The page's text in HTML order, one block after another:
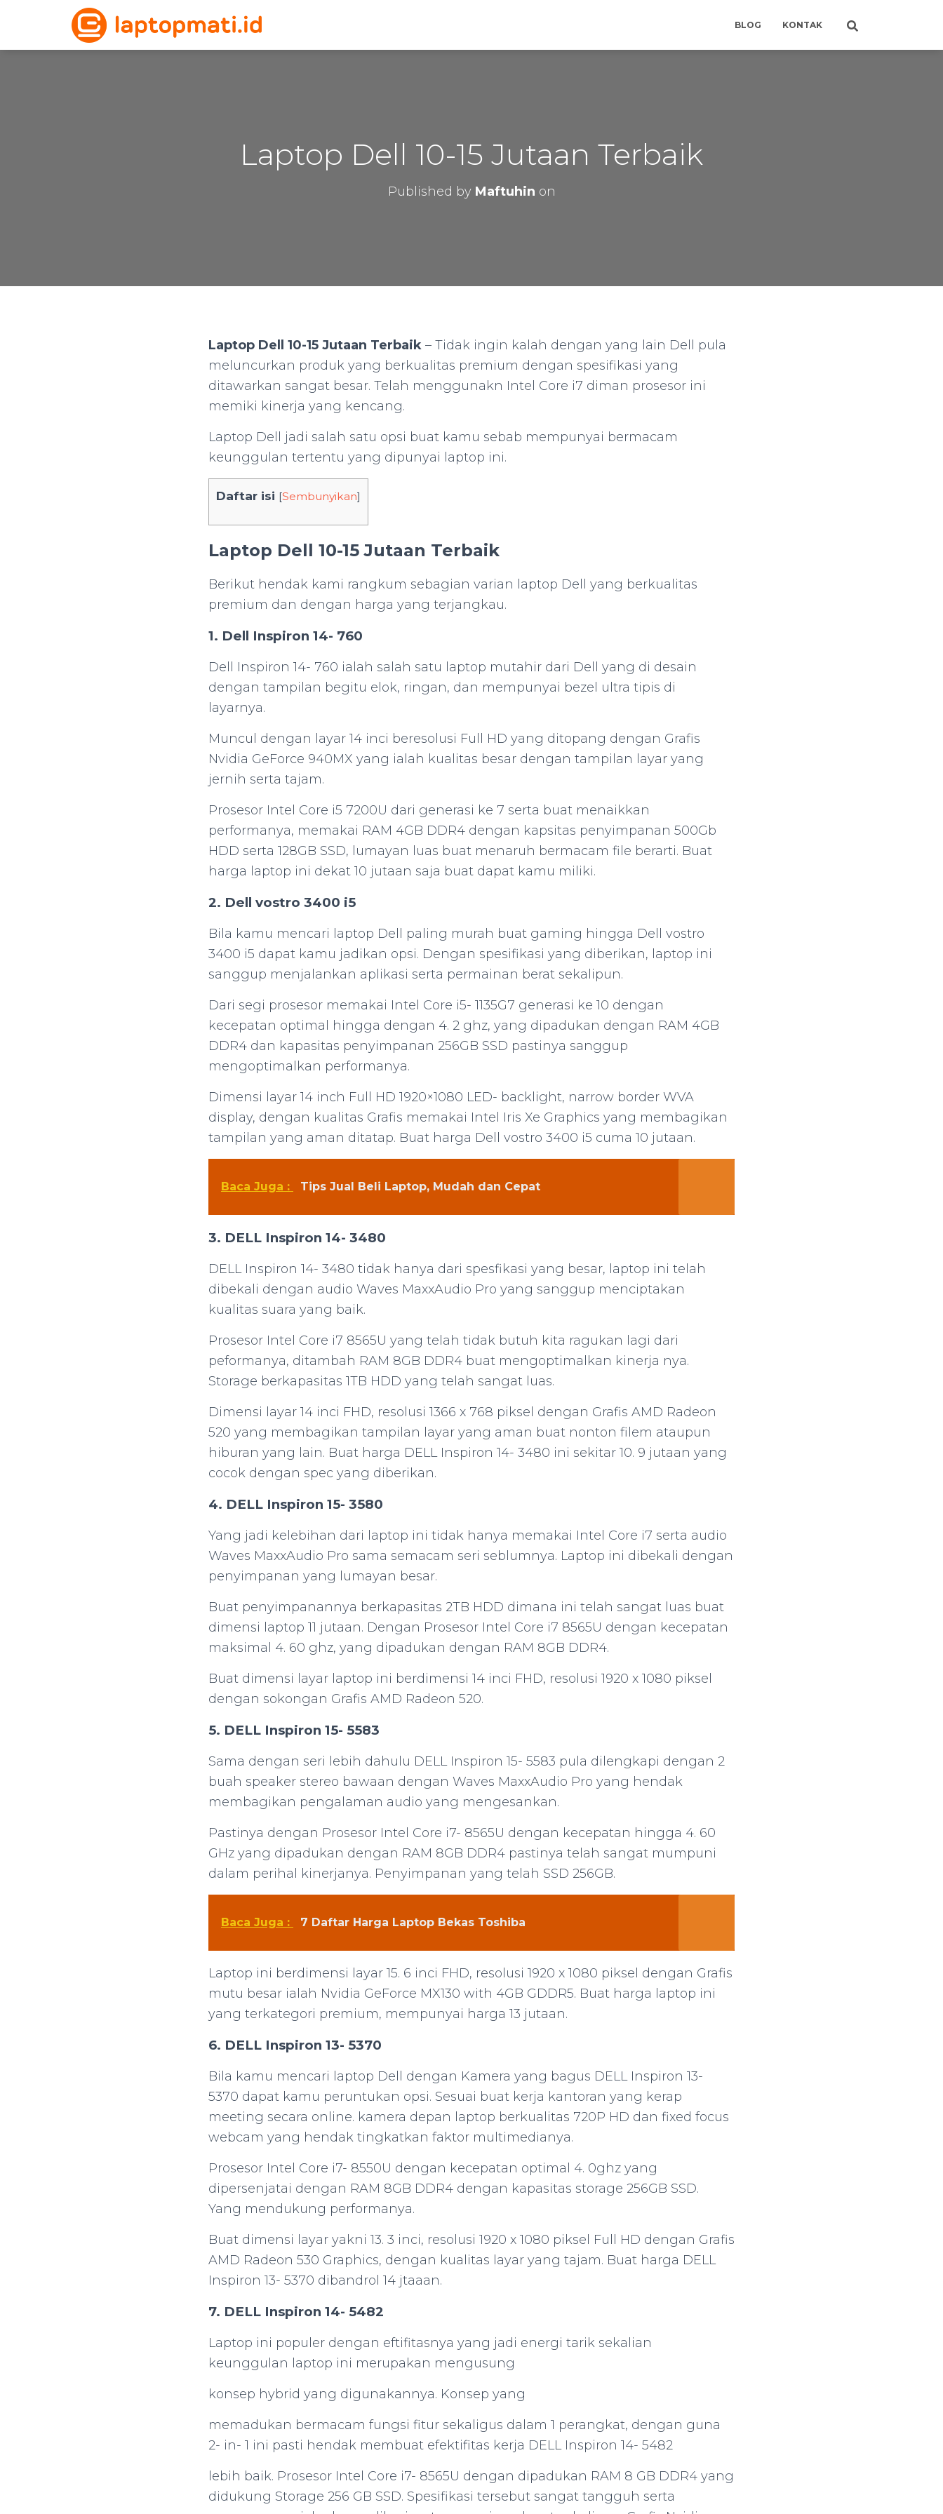
BLOG KONTAK
Laptop Dell 10-15 Jutaan Terbaik
Published by Maftuhin on
Laptop Dell 10-15 Jutaan Terbaik – Tidak ingin kalah dengan yang lain Dell pula
meluncurkan produk yang berkualitas premium dengan spesifikasi yang
ditawarkan sangat besar. Telah menggunakn Intel Core i7 diman prosesor ini
memiki kinerja yang kencang.
Laptop Dell jadi salah satu opsi buat kamu sebab mempunyai bermacam
keunggulan tertentu yang dipunyai laptop ini.
Daftar isi [Sembunyikan]
Laptop Dell 10-15 Jutaan Terbaik
Berikut hendak kami rangkum sebagian varian laptop Dell yang berkualitas
premium dan dengan harga yang terjangkau.
1. Dell Inspiron 14- 760
Dell Inspiron 14- 760 ialah salah satu laptop mutahir dari Dell yang di desain
dengan tampilan begitu elok, ringan, dan mempunyai bezel ultra tipis di
layarnya.
Muncul dengan layar 14 inci beresolusi Full HD yang ditopang dengan Grafis
Nvidia GeForce 940MX yang ialah kualitas besar dengan tampilan layar yang
jernih serta tajam.
Prosesor Intel Core i5 7200U dari generasi ke 7 serta buat menaikkan
performanya, memakai RAM 4GB DDR4 dengan kapsitas penyimpanan 500Gb
HDD serta 128GB SSD, lumayan luas buat menaruh bermacam file berarti. Buat
harga laptop ini dekat 10 jutaan saja buat dapat kamu miliki.
2. Dell vostro 3400 i5
Bila kamu mencari laptop Dell paling murah buat gaming hingga Dell vostro
3400 i5 dapat kamu jadikan opsi. Dengan spesifikasi yang diberikan, laptop ini
sanggup menjalankan aplikasi serta permainan berat sekalipun.
Dari segi prosesor memakai Intel Core i5- 1135G7 generasi ke 10 dengan
kecepatan optimal hingga dengan 4. 2 ghz, yang dipadukan dengan RAM 4GB
DDR4 dan kapasitas penyimpanan 256GB SSD pastinya sanggup
mengoptimalkan performanya.
Dimensi layar 14 inch Full HD 1920×1080 LED- backlight, narrow border WVA
display, dengan kualitas Grafis memakai Intel Iris Xe Graphics yang membagikan
tampilan yang aman ditatap. Buat harga Dell vostro 3400 i5 cuma 10 jutaan.
Baca Juga : Tips Jual Beli Laptop, Mudah dan Cepat
3. DELL Inspiron 14- 3480
DELL Inspiron 14- 3480 tidak hanya dari spesfikasi yang besar, laptop ini telah
dibekali dengan audio Waves MaxxAudio Pro yang sanggup menciptakan
kualitas suara yang baik.
Prosesor Intel Core i7 8565U yang telah tidak butuh kita ragukan lagi dari
peformanya, ditambah RAM 8GB DDR4 buat mengoptimalkan kinerja nya.
Storage berkapasitas 1TB HDD yang telah sangat luas.
Dimensi layar 14 inci FHD, resolusi 1366 x 768 piksel dengan Grafis AMD Radeon
520 yang membagikan tampilan layar yang aman buat nonton filem ataupun
hiburan yang lain. Buat harga DELL Inspiron 14- 3480 ini sekitar 10. 9 jutaan yang
cocok dengan spec yang diberikan.
4. DELL Inspiron 15- 3580
Yang jadi kelebihan dari laptop ini tidak hanya memakai Intel Core i7 serta audio
Waves MaxxAudio Pro sama semacam seri seblumnya. Laptop ini dibekali dengan
penyimpanan yang lumayan besar.
Buat penyimpanannya berkapasitas 2TB HDD dimana ini telah sangat luas buat
dimensi laptop 11 jutaan. Dengan Prosesor Intel Core i7 8565U dengan kecepatan
maksimal 4. 60 ghz, yang dipadukan dengan RAM 8GB DDR4.
Buat dimensi layar laptop ini berdimensi 14 inci FHD, resolusi 1920 x 1080 piksel
dengan sokongan Grafis AMD Radeon 520.
5. DELL Inspiron 15- 5583
Sama dengan seri lebih dahulu DELL Inspiron 15- 5583 pula dilengkapi dengan 2
buah speaker stereo bawaan dengan Waves MaxxAudio Pro yang hendak
membagikan pengalaman audio yang mengesankan.
Pastinya dengan Prosesor Intel Core i7- 8565U dengan kecepatan hingga 4. 60
GHz yang dipadukan dengan RAM 8GB DDR4 pastinya telah sangat mumpuni
dalam perihal kinerjanya. Penyimpanan yang telah SSD 256GB.
Baca Juga : 7 Daftar Harga Laptop Bekas Toshiba
Laptop ini berdimensi layar 15. 6 inci FHD, resolusi 1920 x 1080 piksel dengan Grafis
mutu besar ialah Nvidia GeForce MX130 with 4GB GDDR5. Buat harga laptop ini
yang terkategori premium, mempunyai harga 13 jutaan.
6. DELL Inspiron 13- 5370
Bila kamu mencari laptop Dell dengan Kamera yang bagus DELL Inspiron 13-
5370 dapat kamu peruntukan opsi. Sesuai buat kerja kantoran yang kerap
meeting secara online. kamera depan laptop berkualitas 720P HD dan fixed focus
webcam yang hendak tingkatkan faktor multimedianya.
Prosesor Intel Core i7- 8550U dengan kecepatan optimal 4. 0ghz yang
dipersenjatai dengan RAM 8GB DDR4 dengan kapasitas storage 256GB SSD.
Yang mendukung performanya.
Buat dimensi layar yakni 13. 3 inci, resolusi 1920 x 1080 piksel Full HD dengan Grafis
AMD Radeon 530 Graphics, dengan kualitas layar yang tajam. Buat harga DELL
Inspiron 13- 5370 dibandrol 14 jtaaan.
7. DELL Inspiron 14- 5482
Laptop ini populer dengan eftifitasnya yang jadi energi tarik sekalian
keunggulan laptop ini merupakan mengusung
konsep hybrid yang digunakannya. Konsep yang
memadukan bermacam fungsi fitur sekaligus dalam 1 perangkat, dengan guna
2- in- 1 ini pasti hendak membuat efektifitas kerja DELL Inspiron 14- 5482
lebih baik. Prosesor Intel Core i7- 8565U dengan dipadukan RAM 8 GB DDR4 yang
didukung Storage 256 GB SSD. Spesifikasi tersebut sangat tangguh serta